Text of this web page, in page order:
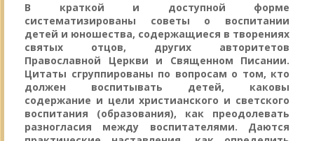
В краткой и доступной форме
систематизированы советы о воспитании
детей и юношества, содержащиеся в творениях
святых отцов, других авторитетов
Православной Церкви и Священном Писании.
Цитаты сгруппированы по вопросам о том, кто
должен воспитывать детей, каковы
содержание и цели христианского и светского
воспитания (образования), как преодолевать
разногласия между воспитателями. Даются